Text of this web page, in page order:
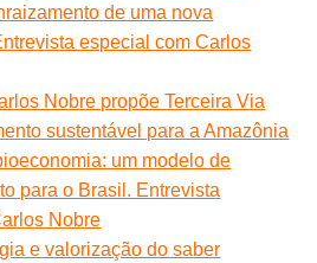
de uma nova
especial com Carlos
Nobre propõe Terceira Via
sustentável para a Amazônia
um modelo de
para o Brasil. Entrevista
Nobre
e valorização do saber